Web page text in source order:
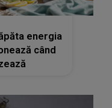
energia
când